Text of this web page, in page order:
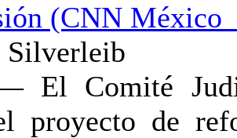
(CNN México
Silverleib
El Comité
proyecto de